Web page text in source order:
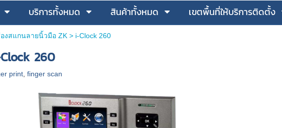
บริการทั้งหมด สินค้าทั้งหมด เขตพื้นที่ให้บริการติดตั้ง
องสแกนลายนิ้วมือ ZK> i-Clock 260
260
print finger scan